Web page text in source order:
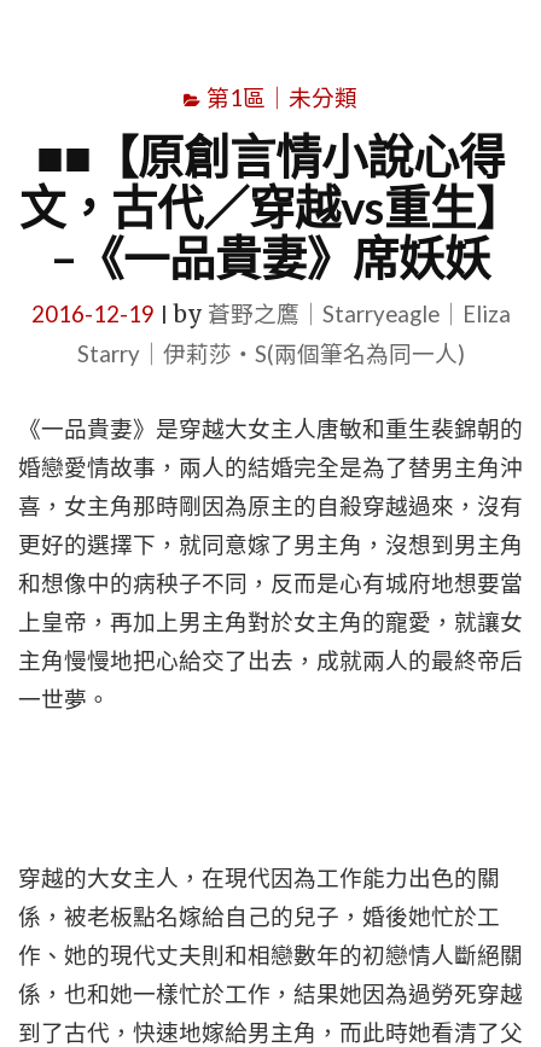
第1區｜未分類
■■【原創言情小說心得
文，古代／穿越vs重生】
–《一品貴妻》席妖妖
2016-12-19 by 蒼野之鷹｜Starryeagle｜Eliza
Starry｜伊莉莎・S(兩個筆名為同一人)
《一品貴妻》是穿越大女主人唐敏和重生裴錦朝的
婚戀愛情故事，兩人的結婚完全是為了替男主角沖
喜，女主角那時剛因為原主的自殺穿越過來，沒有
更好的選擇下，就同意嫁了男主角，沒想到男主角
和想像中的病秧子不同，反而是心有城府地想要當
上皇帝，再加上男主角對於女主角的寵愛，就讓女
主角慢慢地把心給交了出去，成就兩人的最終帝后
一世夢。
穿越的大女主人，在現代因為工作能力出色的關
係，被老板點名嫁給自己的兒子，婚後她忙於工
作、她的現代丈夫則和相戀數年的初戀情人斷絕關
係，也和她一樣忙於工作，結果她因為過勞死穿越
到了古代，快速地嫁給男主角，而此時她看清了父